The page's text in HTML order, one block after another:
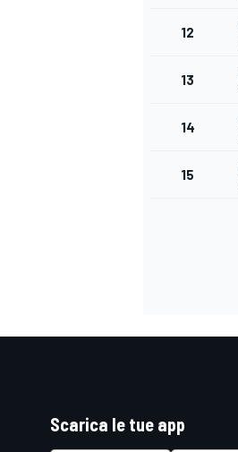
MONOPOSTO
12
13
14
15
Scarica le tue app